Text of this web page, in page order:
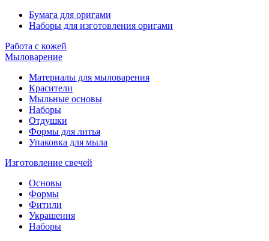
Бумага для оригами
Наборы для изготовления оригами
Работа с кожей
Мыловарение
Материалы для мыловарения
Красители
Мыльные основы
Наборы
Отдушки
Формы для литья
Упаковка для мыла
Изготовление свечей
Основы
Формы
Фитили
Украшения
Наборы